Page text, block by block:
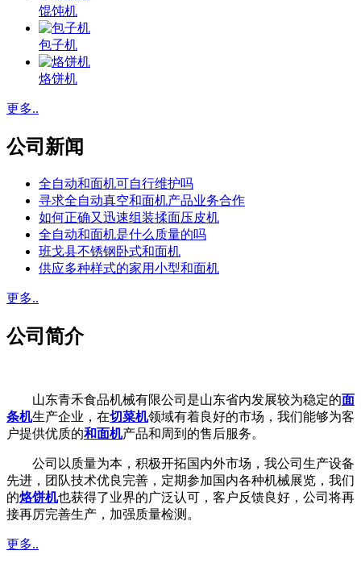
馄饨机
包子机
烙饼机
更多..
公司新闻
全自动和面机可自行维护吗
寻求全自动真空和面机产品业务合作
如何正确又迅速组装揉面压皮机
全自动和面机是什么质量的吗
班戈县不锈钢卧式和面机
供应多种样式的家用小型和面机
更多..
公司简介
山东青禾食品机械有限公司是山东省内发展较为稳定的面
条机生产企业，在切菜机领域有着良好的市场，我们能够为客
户提供优质的和面机产品和周到的售后服务。
公司以质量为本，积极开拓国内外市场，我公司生产设备
先进，团队技术优良完善，定期参加国内各种机械展览，我们
的烙饼机也获得了业界的广泛认可，客户反馈良好，公司将再
接再厉完善生产，加强质量检测。
更多..